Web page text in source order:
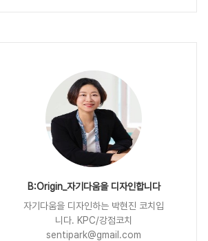
B:Origin_자기다움을 디자인합니다
자기다움을 디자인하는 박현진 코치입
니다. KPC/강점코치
sentipark@gmail.com